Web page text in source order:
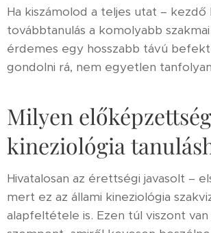
Ha kiszámolod a teljes utat – kezdő
továbbtanulás a komolyabb
érdemes egy hosszabb távú
gondolni rá, nem egyetlen
Milyen
kineziológia
Hivatalosan az érettségi javasolt –
mert ez az állami kineziológia
alapfeltétele is. Ezen túl viszont